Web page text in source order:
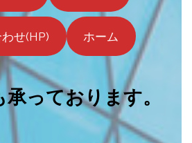
せ(HP) ホーム
っております。